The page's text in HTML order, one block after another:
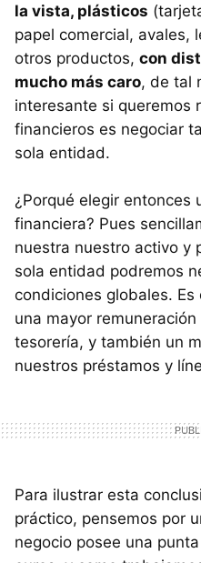
la vista, plásticos
papel comercial, avales,
otros productos, con
mucho más caro, de tal
interesante si queremos
financieros es negociar
sola entidad.
¿Porqué elegir entonces
financiera? Pues
nuestra nuestro activo y
sola entidad podremos
condiciones globales.
una mayor
tesorería, y también un
nuestros préstamos y
Para ilustrar esta
práctico, pensemos por
negocio posee una